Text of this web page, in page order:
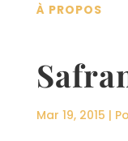
À PROPOS
Mar 19, 2015 |